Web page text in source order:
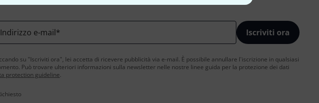
Indirizzo e-mail* Iscriviti ora
su "Iscriviti ora", lei accetta di ricevere pubblicità via e-mail. È possibile annullare l'iscrizione in qualsiasi
Può trovare ulteriori informazioni sulla newsletter nelle nostre linee guida per la protezione dei dati
protection guideline.